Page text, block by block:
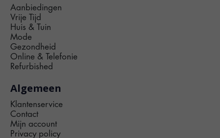
Aanbiedingen
Vrije Tijd
Huis & Tuin
Mode
Gezondheid
Online & Telefonie
Refurbished
Algemeen
Klantenservice
Contact
Mijn account
Privacy policy